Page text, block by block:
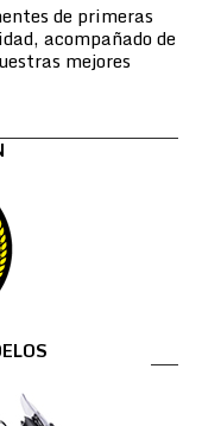
de primeras
acompañado de
mejores